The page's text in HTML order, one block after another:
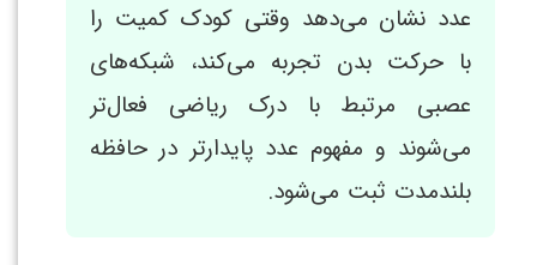
عدد نشان می‌دهد وقتی کودک کمیت را
با حرکت بدن تجربه می‌کند، شبکه‌های
عصبی مرتبط با درک ریاضی فعال‌تر
می‌شوند و مفهوم عدد پایدارتر در حافظه
بلندمدت ثبت می‌شود.